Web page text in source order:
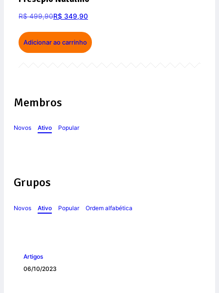
R$499,90R$ 349,90
Adicionar ao carrinho
Membros
Novos Ativo Popular
Grupos
Novos Ativo Popular Ordem alfabética
Artigos
06/10/2023